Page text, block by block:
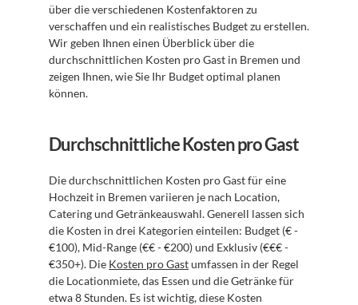
über die verschiedenen Kostenfaktoren zu
verschaffen und ein realistisches Budget zu erstellen.
Wir geben Ihnen einen Überblick über die
durchschnittlichen Kosten pro Gast in Bremen und
zeigen Ihnen, wie Sie Ihr Budget optimal planen
können.
Durchschnittliche Kosten pro Gast
Die durchschnittlichen Kosten pro Gast für eine
Hochzeit in Bremen variieren je nach Location,
Catering und Getränkeauswahl. Generell lassen sich
die Kosten in drei Kategorien einteilen: Budget (€ -
€100), Mid-Range (€€ - €200) und Exklusiv (€€€ -
€350+). Die Kosten pro Gast umfassen in der Regel
die Locationmiete, das Essen und die Getränke für
etwa 8 Stunden. Es ist wichtig, diese Kosten